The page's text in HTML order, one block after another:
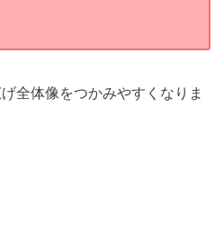
全体像をつかみやすくなりま